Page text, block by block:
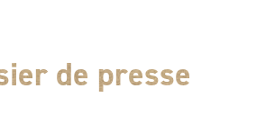
de presse